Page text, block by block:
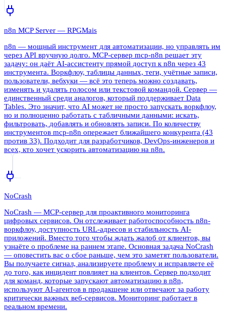
n8n MCP Server — RPGMais
n8n — мощный инструмент для автоматизации, но управлять им
через API вручную долго. MCP-сервер mcp-n8n решает эту
задачу: он даёт AI-ассистенту прямой доступ к n8n через 43
инструмента. Воркфлоу, таблицы данных, теги, учётные записи,
пользователи, вебхуки — всё это теперь можно создавать,
изменять и удалять голосом или текстовой командой. Сервер —
единственный среди аналогов, который поддерживает Data
Tables. Это значит, что AI может не просто запускать воркфлоу,
но и полноценно работать с табличными данными: искать,
фильтровать, добавлять и обновлять записи. По количеству
инструментов mcp-n8n опережает ближайшего конкурента (43
против 33). Подходит для разработчиков, DevOps-инженеров и
всех, кто хочет ускорить автоматизацию на n8n.
NoCrash
NoCrash — MCP-сервер для проактивного мониторинга
цифровых сервисов. Он отслеживает работоспособность n8n-
воркфлоу, доступность URL-адресов и стабильность AI-
приложений. Вместо того чтобы ждать жалоб от клиентов, вы
узнаёте о проблеме на раннем этапе. Основная задача NoCrash
— оповестить вас о сбое раньше, чем это заметят пользователи.
Вы получаете сигнал, анализируете проблему и исправляете её
до того, как инцидент повлияет на клиентов. Сервер подходит
для команд, которые запускают автоматизацию в n8n,
используют AI-агентов в продакшене или отвечают за работу
критически важных веб-сервисов. Мониторинг работает в
реальном времени.